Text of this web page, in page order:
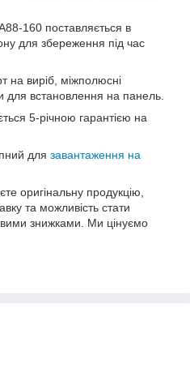
160 поставляється в
для збереження під час
на виріб, міжполюсні
для встановлення на панель.
5-річною гарантією на
для завантаження на
оригінальну продукцію,
та можливість стати
знижками. Ми цінуємо